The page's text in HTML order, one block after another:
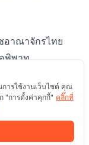
อาณาจักรไทย
พิพาท
มดำ เขต
การใช้งานเว็บไซต์ คุณ
"การตั้งค่าคุกกี้" คลิ๊กที่